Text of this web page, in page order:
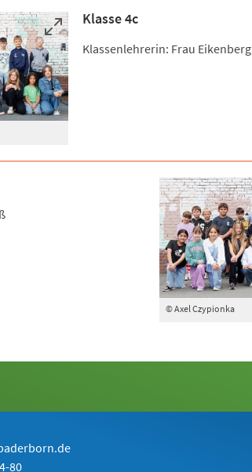
Klasse 4c
Klassenlehrerin: Frau Eikenberg
© Axel Czypionka
80